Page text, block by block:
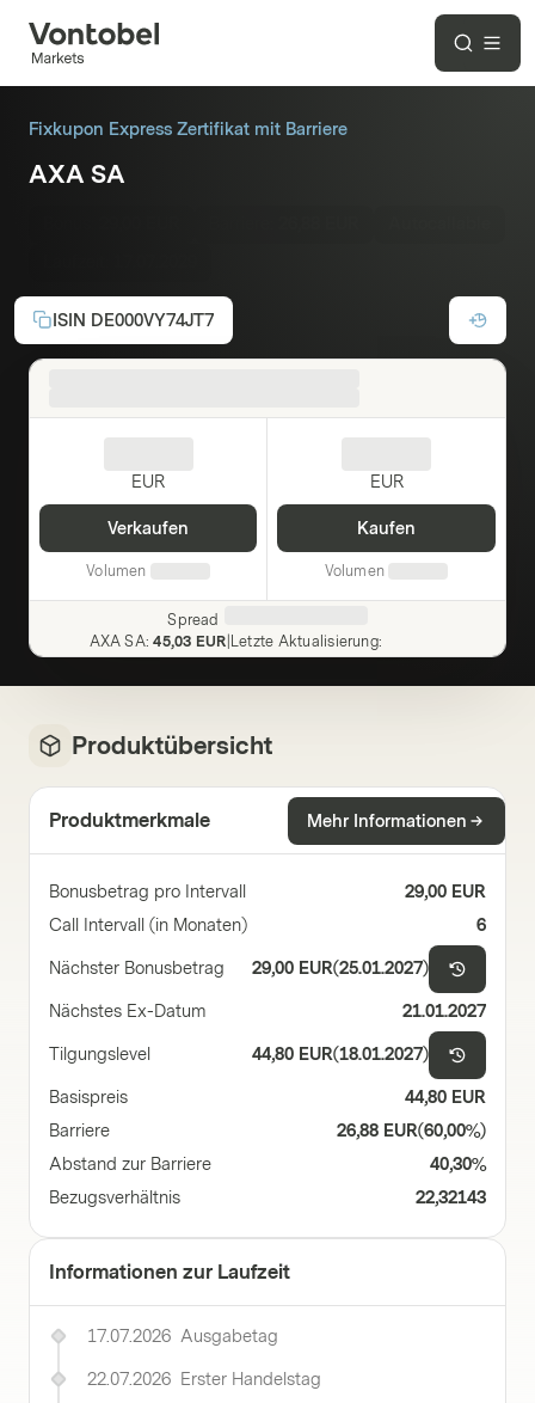
Fixkupon Express Zertifikat mit Barriere
AXA SA
ISIN DE000VY74JT7
EUR
Verkaufen
Volumen
EUR
Kaufen
Volumen
Spread
AXA SA: 45,03 EUR Letzte Aktualisierung:
Produktübersicht
Produktmerkmale Mehr Informationen
Bonusbetrag pro Intervall
29,00 EUR
Call Intervall (in Monaten)
6
Nächster Bonusbetrag 29,00 EUR(25.01.2027)
Nächstes Ex-Datum 21.01.2027
Tilgungslevel 44,80 EUR(18.01.2027)
Basispreis
44,80 EUR
Barriere
26,88 EUR(60,00%)
Abstand zur Barriere
40,30%
Bezugsverhältnis
22,32143
Informationen zur Laufzeit
17.07.2026 Ausgabetag
22.07.2026 Erster Handelstag